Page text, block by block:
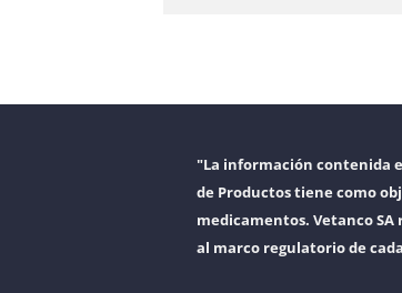
"La información contenida
de Productos tiene como
medicamentos. Vetanco
al marco regulatorio de